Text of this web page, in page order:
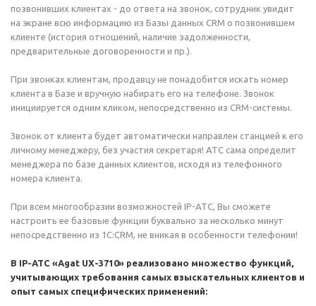
позвонивших клиентах - до ответа на звонок, сотрудник увидит
на экране всю информацию из Базы данных CRM о позвонившем
клиенте (история отношений, наличие задолженности,
предварительные договоренности и пр.).
При звонках клиентам, продавцу не понадобится искать номер
клиента в Базе и вручную набирать его на телефоне. Звонок
инициируется одним кликом, непосредственно из CRM-системы.
Звонок от клиента будет автоматически направлен станцией к его
личному менеджеру, без участия секретаря! АТС сама определит
менеджера по базе данных клиентов, исходя из телефонного
номера клиента.
При всем многообразии возможностей IP-АТС, Вы сможете
настроить ее базовые функции буквально за несколько минут
непосредственно из 1С:CRM, не вникая в особенности телефонии!
В IP-АТС «Agat UX-3710» реализовано множество функций,
учитывающих требования самых взыскательных клиентов и
опыт самых специфических применений: